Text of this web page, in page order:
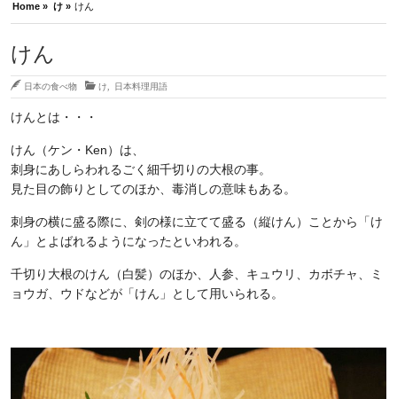
Home » け » けん
けん
日本の食べ物 け 日本料理用語
けんとは・・・
けん（ケン・Ken）は、
刺身にあしらわれるごく細千切りの大根の事。
見た目の飾りとしてのほか、毒消しの意味もある。
刺身の横に盛る際に、剣の様に立てて盛る（縦けん）ことから「け
ん」とよばれるようになったといわれる。
千切り大根のけん（白髪）のほか、人参、キュウリ、カボチャ、ミ
ョウガ、ウドなどが「けん」として用いられる。